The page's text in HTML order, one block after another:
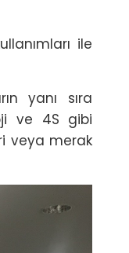
ile
yanı sıra
ve 4S gibi
veya merak